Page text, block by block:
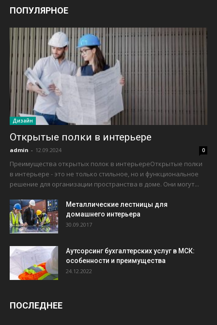
ПОПУЛЯРНОЕ
Дизайн
Открытые полки в интерьере
admin - 12.09.2024 0
Преимущества открытых полок в интерьереОткрытые полки
в интерьере - это не только стильное, но и функциональное
решение для организации пространства в доме. Они могут...
Металлические лестницы для
домашнего интерьера
30.09.2017
Аутсорсинг бухгалтерских услуг в МСК:
особенности и преимущества
24.12.2022
ПОСЛЕДНЕЕ